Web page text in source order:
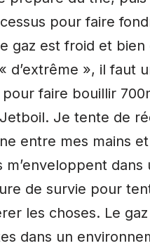
pour faire
gaz est froid et bien
d’extrême », il faut
pour faire bouillir
Je tente de
entre mes mains
m’enveloppent dans
de survie pour
les choses. Le
dans un